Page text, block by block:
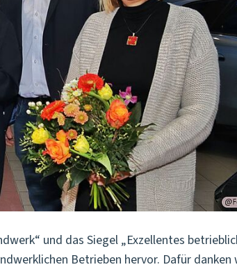
und das Siegel „Exzellentes
Betrieben hervor. Dafür danken